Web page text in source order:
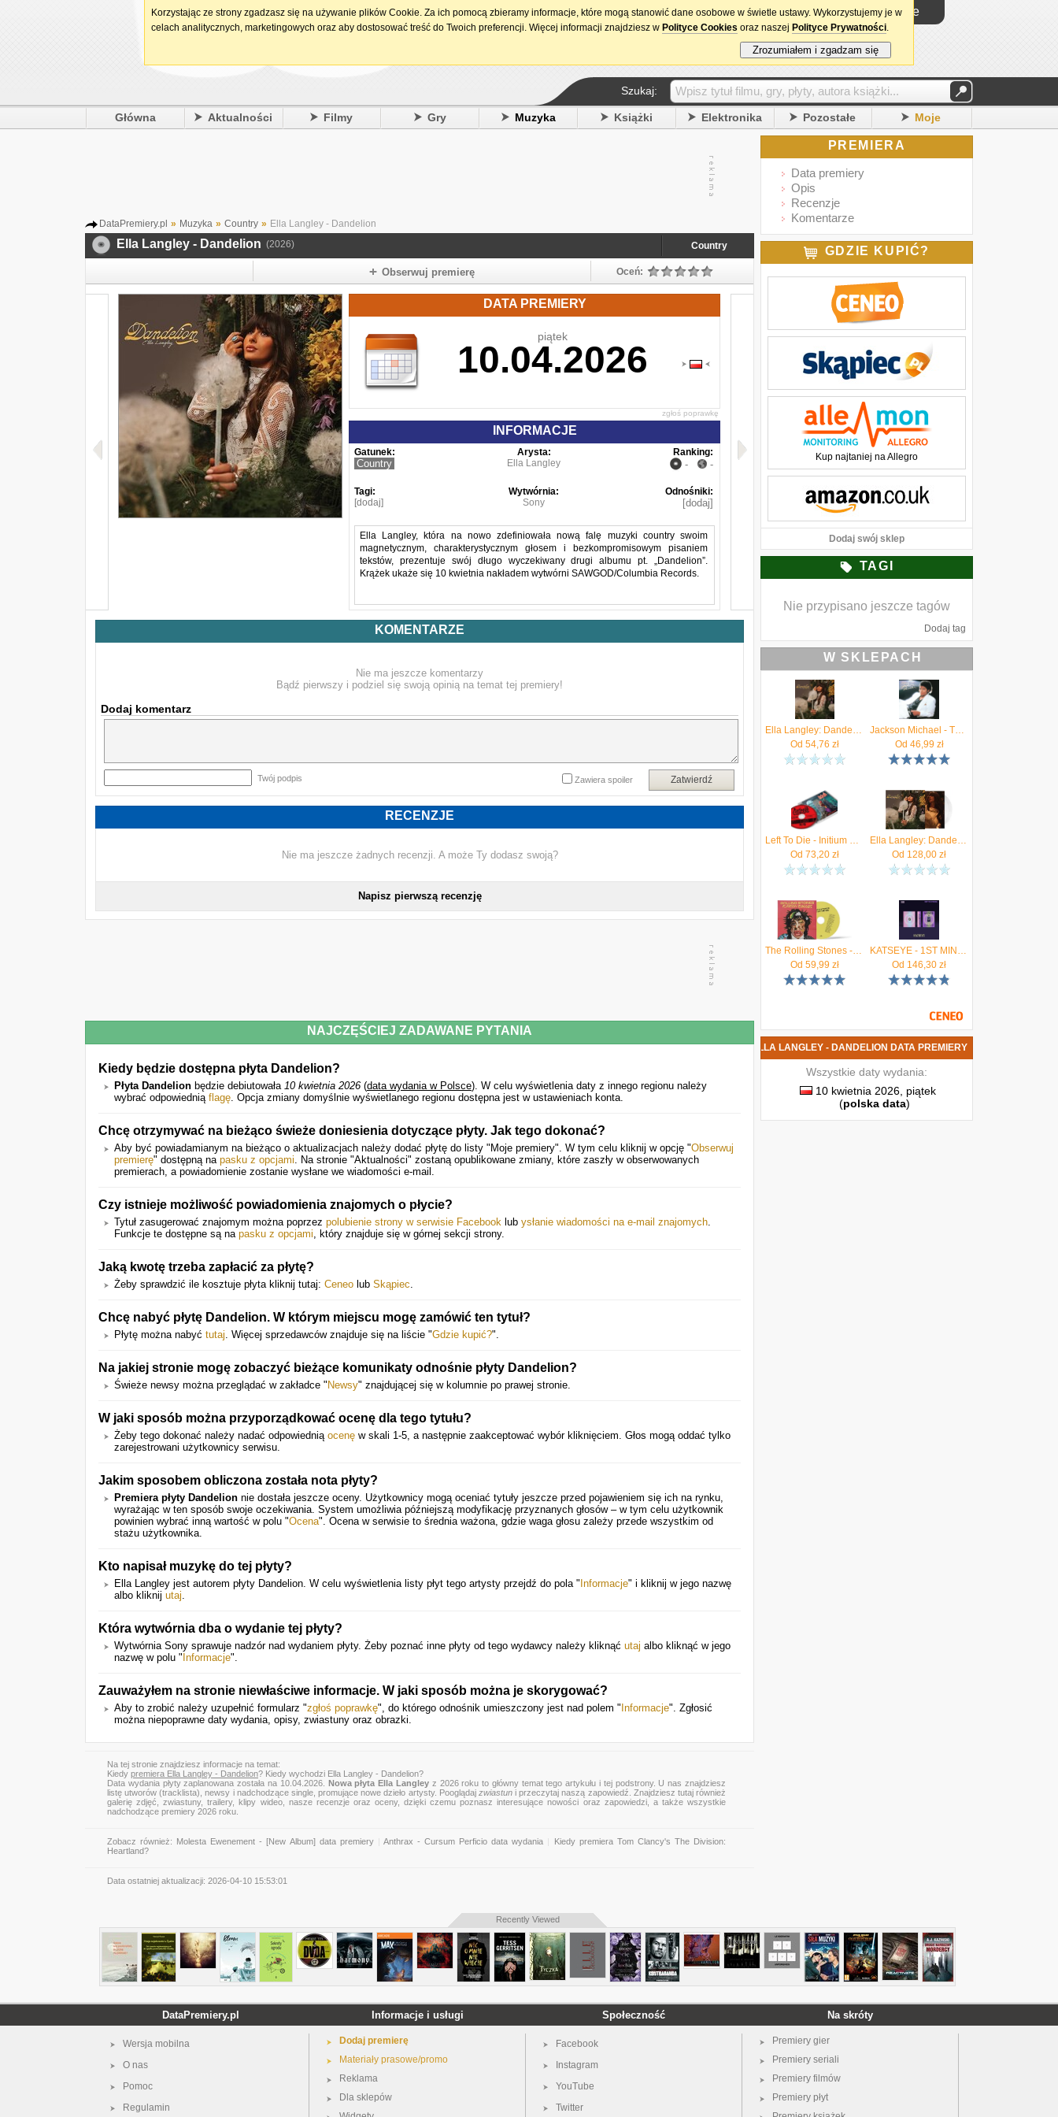
15. urodziny DataPremiery.pl Logowanie
Szukaj:
Główna Aktualności Filmy Gry Muzyka Książki Elektronika Pozostałe Moje
DataPremiery.pl » Muzyka » Country » Ella Langley - Dandelion
Ella Langley - Dandelion (2026) Country
Obserwuj premierę Oceń:
DATA PREMIERY
piątek
10.04.2026
zgłoś poprawkę
INFORMACJE
Gatunek:
Country
Arysta:
Ella Langley
Ranking:
- -
Tagi:
[dodaj]
Wytwórnia:
Sony
Odnośniki:
[dodaj]
Ella Langley, która na nowo zdefiniowała nową falę muzyki country swoim
magnetycznym, charakterystycznym głosem i bezkompromisowym pisaniem
tekstów, prezentuje swój długo wyczekiwany drugi albumu pt. „Dandelion”.
Krążek ukaże się 10 kwietnia nakładem wytwórni SAWGOD/Columbia Records.
Wyprodukowany wspólnie przez Ellę, Mirandę Lambert oraz Bena Westa, ten 18-
utworowy album – zawierający hit „Choosin’ Texas” (miejsce 5. na liście Billboard
Hot 100) – jest opowieścią o dorastaniu i niesie ze sobą głęboką symbolikę
Sama Ella mówi o płycie tak:
KOMENTARZE
Nie ma jeszcze komentarzy
Bądź pierwszy i podziel się swoją opinią na temat tej premiery!
Dodaj komentarz
Twój podpis Zatwierdź
Zawiera spoiler
RECENZJE
Nie ma jeszcze żadnych recenzji. A może Ty dodasz swoją?
Napisz pierwszą recenzję
NAJCZĘŚCIEJ ZADAWANE PYTANIA
Kiedy będzie dostępna płyta Dandelion?
Płyta Dandelion będzie debiutowała 10 kwietnia 2026 (data wydania w Polsce). W celu wyświetlenia daty z innego regionu należy
wybrać odpowiednią flagę. Opcja zmiany domyślnie wyświetlanego regionu dostępna jest w ustawieniach konta.
Chcę otrzymywać na bieżąco świeże doniesienia dotyczące płyty. Jak tego dokonać?
Aby być powiadamianym na bieżąco o aktualizacjach należy dodać płytę do listy "Moje premiery". W tym celu kliknij w opcję "Obserwuj
premierę" dostępną na pasku z opcjami. Na stronie "Aktualności" zostaną opublikowane zmiany, które zaszły w obserwowanych
premierach, a powiadomienie zostanie wysłane we wiadomości e-mail.
Czy istnieje możliwość powiadomienia znajomych o płycie?
Tytuł zasugerować znajomym można poprzez polubienie strony w serwisie Facebook lub ysłanie wiadomości na e-mail znajomych.
Funkcje te dostępne są na pasku z opcjami, który znajduje się w górnej sekcji strony.
Jaką kwotę trzeba zapłacić za płytę?
Żeby sprawdzić ile kosztuje płyta kliknij tutaj: Ceneo lub Skąpiec.
Chcę nabyć płytę Dandelion. W którym miejscu mogę zamówić ten tytuł?
Płytę można nabyć tutaj. Więcej sprzedawców znajduje się na liście "Gdzie kupić?".
Na jakiej stronie mogę zobaczyć bieżące komunikaty odnośnie płyty Dandelion?
Świeże newsy można przeglądać w zakładce " Newsy" znajdującej się w kolumnie po prawej stronie.
W jaki sposób można przyporządkować ocenę dla tego tytułu?
Żeby tego dokonać należy nadać odpowiednią ocenę w skali 1-5, a następnie zaakceptować wybór kliknięciem. Głos mogą oddać tylko
zarejestrowani użytkownicy serwisu.
Jakim sposobem obliczona została nota płyty?
Premiera płyty Dandelion nie dostała jeszcze oceny. Użytkownicy mogą oceniać tytuły jeszcze przed pojawieniem się ich na rynku,
wyrażając w ten sposób swoje oczekiwania. System umożliwia późniejszą modyfikację przyznanych głosów – w tym celu użytkownik
powinien wybrać inną wartość w polu "Ocena". Ocena w serwisie to średnia ważona, gdzie waga głosu zależy przede wszystkim od
stażu użytkownika.
Kto napisał muzykę do tej płyty?
Ella Langley jest autorem płyty Dandelion. W celu wyświetlenia listy płyt tego artysty przejdź do pola " Informacje" i kliknij w jego nazwę
albo kliknij utaj.
Która wytwórnia dba o wydanie tej płyty?
Wytwórnia Sony sprawuje nadzór nad wydaniem płyty. Żeby poznać inne płyty od tego wydawcy należy kliknąć utaj albo kliknąć w jego
nazwę w polu " Informacje".
Zauważyłem na stronie niewłaściwe informacje. W jaki sposób można je skorygować?
Aby to zrobić należy uzupełnić formularz "zgłoś poprawkę", do którego odnośnik umieszczony jest nad polem " Informacje". Zgłosić
można niepoprawne daty wydania, opisy, zwiastuny oraz obrazki.
Na tej stronie znajdziesz informacje na temat:
Kiedy premiera Ella Langley - Dandelion? Kiedy wychodzi Ella Langley - Dandelion?
Data wydania płyty zaplanowana została na 10.04.2026. Nowa płyta Ella Langleyz 2026 roku to główny temat tego artykułu i tej podstrony. U nas znajdziesz
listę utworów (tracklista), newsy i nadchodzące single, promujące nowe dzieło artysty. Pooglądaj zwiastuni przeczytaj naszą zapowiedź. Znajdziesz tutaj również
galerię zdjęć, zwiastuny, trailery, klipy wideo, nasze recenzje oraz oceny, dzięki czemu poznasz interesujące nowości oraz zapowiedzi, a także wszystkie
nadchodzące premiery 2026 roku.
Zobacz również: Molesta Ewenement - [New Album] data premiery Anthrax - Cursum Perficio data wydania
Kiedy premiera Tom Clancy's The Division:
Heartland?
Data ostatniej aktualizacji: 2026-04-10 15:53:01
PREMIERA
Data premiery
Opis
Recenzje
Komentarze
GDZIE KUPIĆ?
Kup najtaniej na Allegro
Dodaj swój sklep
TAGI
Nie przypisano jeszcze tagów
Dodaj tag
W SKLEPACH
Ella Langley: Dandelion (CD)
Od 54,76 zł
Jackson Michael - Thriller (Reedycja)
Od 46,99 zł
Left To Die - Initium Mortis (CD)
Od 73,20zł
Ella Langley: Dandelion (Winyl)
Od 128,00 zł
The Rolling Stones - Foreign Tongues (CD)
Od 59,99 zł
KATSEYE - 1ST MINI ALBUM (SIS (Soft Is Strong))
Od 146,30 zł
NOWA PŁYTA ELLA LANGLEY - DANDELION DATA PREMIERY
Wszystkie daty wydania:
10 kwietnia 2026, piątek
(polska data)
Recently Viewed
DataPremiery.pl
Wersja mobilna
O nas
Pomoc
Regulamin
Informacje i usługi
Dodaj premierę
Materiały prasowe/promo
Reklama
Dla sklepów
Społeczność
Facebook
Instagram
YouTube
Twitter
Na skróty
Premiery gier
Premiery seriali
Premiery filmów
Premiery płyt
Korzystając ze strony zgadzasz się na używanie plików Cookie. Za ich pomocą zbieramy informacje, które mogą stanowić dane osobowe w świetle ustawy. Wykorzystujemy je w
celach analitycznych, marketingowych oraz aby dostosować treść do Twoich preferencji. Więcej informacji znajdziesz w Polityce Cookies oraz naszej Polityce Prywatności.
Zrozumiałem i zgadzam się